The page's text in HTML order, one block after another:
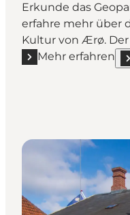
Erkunde das
erfahre mehr über
Kultur von Ærø.
Mehr erfahren
Mehr erfahren